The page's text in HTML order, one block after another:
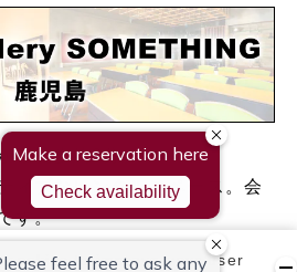
ら徒歩約2分。
ィブなレンタルスペース。会
す。
cookies to improve your user